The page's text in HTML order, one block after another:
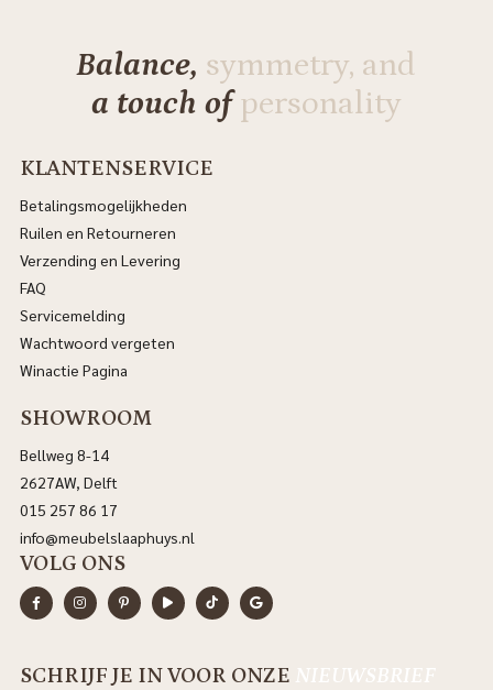
Balance, symmetry, and
a touch ofpersonality
KLANTENSERVICE
Betalingsmogelijkheden
Ruilen en Retourneren
Verzending en Levering
FAQ
Servicemelding
Wachtwoord vergeten
Winactie Pagina
SHOWROOM
Bellweg 8-14
2627AW, Delft
015 257 86 17
info@meubelslaaphuys.nl
VOLG ONS
SCHRIJF JE IN VOOR ONZE NIEUWSBRIEF